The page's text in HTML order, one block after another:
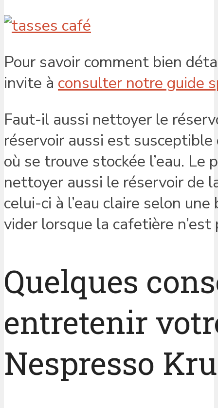
Pour savoir comment bien
invite à consulter notre guide
Faut-il aussi nettoyer le
réservoir aussi est susceptible
où se trouve stockée l’eau.
nettoyer aussi le réservoir de
celui-ci à l’eau claire selon
vider lorsque la cafetière
Quelques
entretenir
Nespresso